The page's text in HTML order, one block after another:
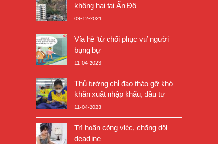
không hai tại Ấn Độ
09-12-2021
Vỉa hè ‘từ chối phục vụ’ người
bụng bự
11-04-2023
Thủ tướng chỉ đạo tháo gỡ khó
khăn xuất nhập khẩu, đầu tư
11-04-2023
Trì hoãn công việc, chống đối
deadline